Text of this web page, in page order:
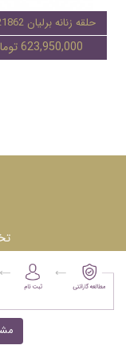
حلقه زنانه برلیان A0121862
623,950,000 تومان